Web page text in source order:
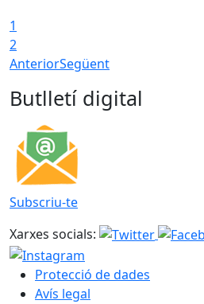
1
2
AnteriorSegüent
Butlletí digital
Subscriu-te
Xarxes socials:
Protecció de dades
Avís legal